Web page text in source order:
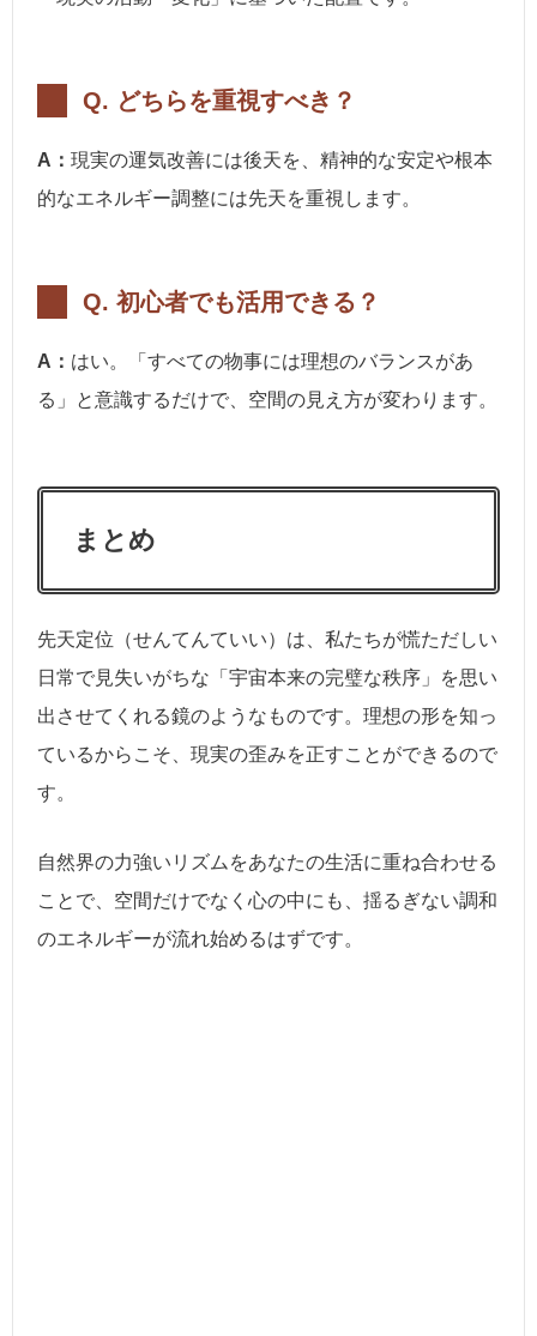
Q. どちらを重視すべき？
A： 現実の運気改善には後天を、精神的な安定や根本
的なエネルギー調整には先天を重視します。
Q. 初心者でも活用できる？
A： はい。「すべての物事には理想のバランスがあ
る」と意識するだけで、空間の見え方が変わります。
まとめ
先天定位（せんてんていい）は、私たちが慌ただしい
日常で見失いがちな「宇宙本来の完璧な秩序」を思い
出させてくれる鏡のようなものです。理想の形を知っ
ているからこそ、現実の歪みを正すことができるので
す。
自然界の力強いリズムをあなたの生活に重ね合わせる
ことで、空間だけでなく心の中にも、揺るぎない調和
のエネルギーが流れ始めるはずです。